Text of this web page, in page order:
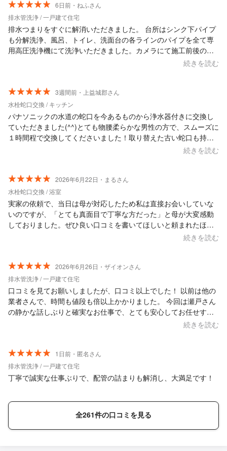
6日前・ねふさん
排水管洗浄 / 一戸建て住宅
排水つまりをすぐに解消いただきました。 台所はシンク下パイプ
も分解洗浄、風呂、トイレ、洗面台の各ラインのパイプを全て専
用高圧洗浄機にて洗浄いただきました。カメラにて施工前後の確
認もでき、とても丁寧に作業いただき定期的にお願いしたいと思
続きを読む
3週間前・上益城郡さん
水栓蛇口交換 / キッチン
パナソニックの水道の蛇口を今あるものから浄水器付きに交換し
ていただきました(^^)とても物腰柔らかな男性の方で、スムーズに
１時間程で交換してくださいました！取り替えた古い蛇口も持っ
て帰っていただけて有難かったです♪また何かありましたらぜひよ
続きを読む
2026年6月22日・まるさん
水栓蛇口交換 / 浴室
実家の依頼で、当日は母が対応したため私は直接お会いしていな
いのですが、「とても真面目で丁寧な方だった」と母が大変感動
しておりました。ぜひ良い口コミを書いてほしいと頼まれたほど
頼して本当に良かったです。ありがとうございました。
続きを読む
2026年6月26日・ザイオンさん
排水管洗浄 / 一戸建て住宅
口コミを見てお願いしましたが、口コミ以上でした！ 以前は他の
業者さんで、時間も値段も倍以上かかりました。 今回は瀬戸さん
の静かな話しぶりと確実なお仕事で、とても安心してお任せする
ことができました。 時間もきっかり2時間で、大変ありがたかっ
です。
続きを読む
1日前・匿名さん
排水管洗浄 / 一戸建て住宅
丁寧で誠実な仕事ぶりで、配管の詰まりも解消し、大満足です！
全261件の口コミを見る